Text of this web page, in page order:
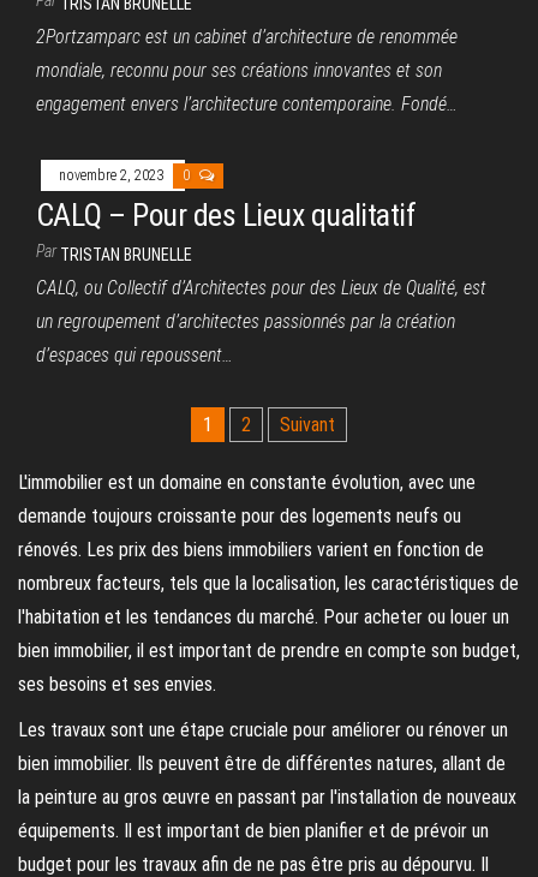
2Portzamparc est un cabinet d’architecture de renommée
mondiale, reconnu pour ses créations innovantes et son
engagement envers l’architecture contemporaine. Fondé…
novembre 2, 2023 0
CALQ – Pour des Lieux qualitatif
ParTRISTAN BRUNELLE
CALQ, ou Collectif d’Architectes pour des Lieux de Qualité, est
un regroupement d’architectes passionnés par la création
d’espaces qui repoussent…
des
publications
1 2 Suivant
L'immobilier est un domaine en constante évolution, avec une
demande toujours croissante pour des logements neufs ou
rénovés. Les prix des biens immobiliers varient en fonction de
nombreux facteurs, tels que la localisation, les caractéristiques de
l'habitation et les tendances du marché. Pour acheter ou louer un
bien immobilier, il est important de prendre en compte son budget,
ses besoins et ses envies.
Les travaux sont une étape cruciale pour améliorer ou rénover un
bien immobilier. Ils peuvent être de différentes natures, allant de
la peinture au gros œuvre en passant par l'installation de nouveaux
équipements. Il est important de bien planifier et de prévoir un
budget pour les travaux afin de ne pas être pris au dépourvu. Il